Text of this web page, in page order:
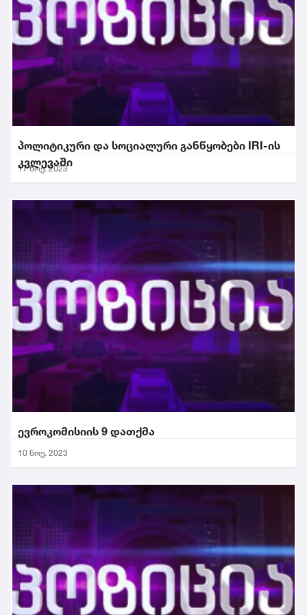
პოლიტიკური და სოციალური განწყობები IRI-ის
კვლევაში
17 ნოე. 2023
ევროკომისიის 9 დათქმა
10 ნოე. 2023